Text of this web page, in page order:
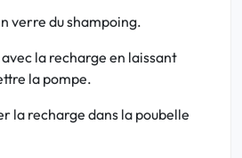
verre du shampoing.
la recharge en laissant
la pompe.
la recharge dans la poubelle